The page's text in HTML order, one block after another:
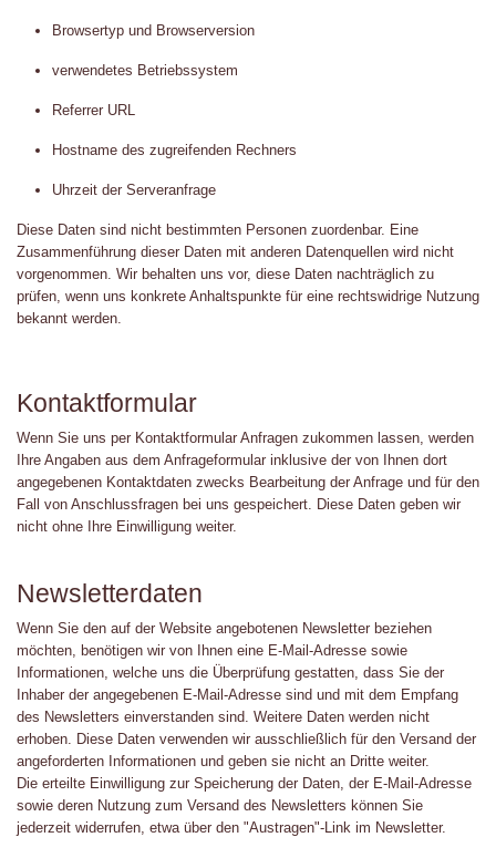
Browsertyp und Browserversion
verwendetes Betriebssystem
Referrer URL
Hostname des zugreifenden Rechners
Uhrzeit der Serveranfrage
Diese Daten sind nicht bestimmten Personen zuordenbar. Eine
Zusammenführung dieser Daten mit anderen Datenquellen wird nicht
vorgenommen. Wir behalten uns vor, diese Daten nachträglich zu
prüfen, wenn uns konkrete Anhaltspunkte für eine rechtswidrige Nutzung
bekannt werden.
Kontaktformular
Wenn Sie uns per Kontaktformular Anfragen zukommen lassen, werden
Ihre Angaben aus dem Anfrageformular inklusive der von Ihnen dort
angegebenen Kontaktdaten zwecks Bearbeitung der Anfrage und für den
Fall von Anschlussfragen bei uns gespeichert. Diese Daten geben wir
nicht ohne Ihre Einwilligung weiter.
Newsletterdaten
Wenn Sie den auf der Website angebotenen Newsletter beziehen
möchten, benötigen wir von Ihnen eine E-Mail-Adresse sowie
Informationen, welche uns die Überprüfung gestatten, dass Sie der
Inhaber der angegebenen E-Mail-Adresse sind und mit dem Empfang
des Newsletters einverstanden sind. Weitere Daten werden nicht
erhoben. Diese Daten verwenden wir ausschließlich für den Versand der
angeforderten Informationen und geben sie nicht an Dritte weiter.
Die erteilte Einwilligung zur Speicherung der Daten, der E-Mail-Adresse
sowie deren Nutzung zum Versand des Newsletters können Sie
jederzeit widerrufen, etwa über den "Austragen"-Link im Newsletter.